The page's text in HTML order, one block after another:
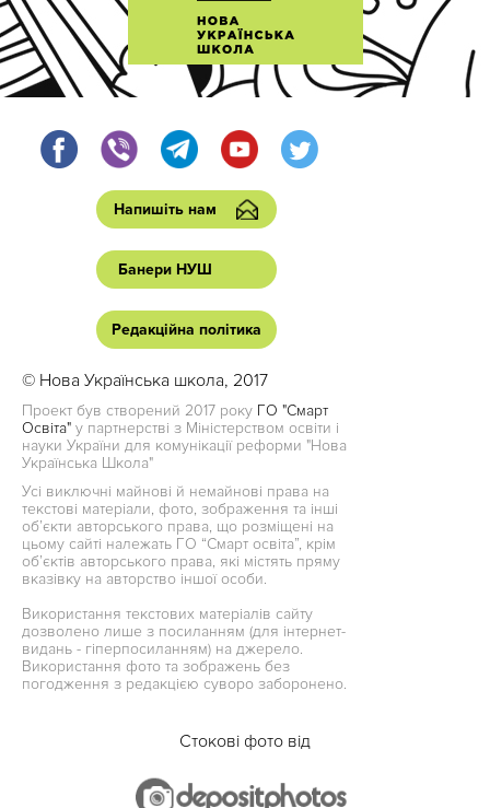
Напишіть нам
Банери НУШ
Редакційна політика
© Нова Українська школа, 2017
Проект був створений 2017 року ГО "Смарт
Освіта" у партнерстві з Міністерством освіти і
науки України для комунікації реформи "Нова
Українська Школа"
Усі виключні майнові й немайнові права на
текстові матеріали, фото, зображення та інші
об’єкти авторського права, що розміщені на
цьому сайті належать ГО “Смарт освіта”, крім
об’єктів авторського права, які містять пряму
вказівку на авторство іншої особи.
Використання текстових матеріалів сайту
дозволено лише з посиланням (для інтернет-
видань - гіперпосиланням) на джерело.
Використання фото та зображень без
погодження з редакцією суворо заборонено.
Стокові фото від